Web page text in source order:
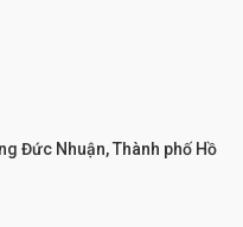
Đức Nhuận, Thành phố Hồ